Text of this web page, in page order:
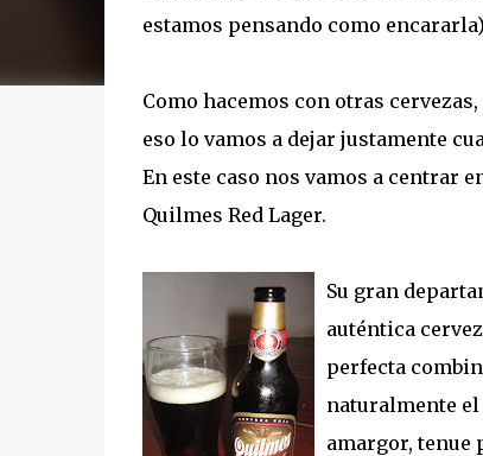
estamos pensando como
Como hacemos con otras
eso lo vamos a dejar justamente
En este caso nos vamos a centrar
Quilmes Red Lager.
Su gran
auténtica
perfecta
naturalmente el
amargor, tenue